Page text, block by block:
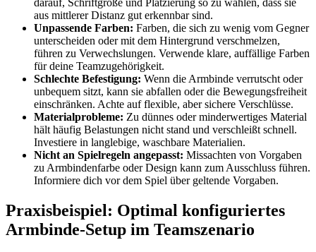
darauf, Schriftgröße und Platzierung so zu wählen, dass sie
aus mittlerer Distanz gut erkennbar sind.
Unpassende Farben: Farben, die sich zu wenig vom Gegner
unterscheiden oder mit dem Hintergrund verschmelzen,
führen zu Verwechslungen. Verwende klare, auffällige Farben
für deine Teamzugehörigkeit.
Schlechte Befestigung: Wenn die Armbinde verrutscht oder
unbequem sitzt, kann sie abfallen oder die Bewegungsfreiheit
einschränken. Achte auf flexible, aber sichere Verschlüsse.
Materialprobleme: Zu dünnes oder minderwertiges Material
hält häufig Belastungen nicht stand und verschleißt schnell.
Investiere in langlebige, waschbare Materialien.
Nicht an Spielregeln angepasst: Missachten von Vorgaben
zu Armbindenfarbe oder Design kann zum Ausschluss führen.
Informiere dich vor dem Spiel über geltende Vorgaben.
Praxisbeispiel: Optimal konfiguriertes
Armbinde-Setup im Teamszenario